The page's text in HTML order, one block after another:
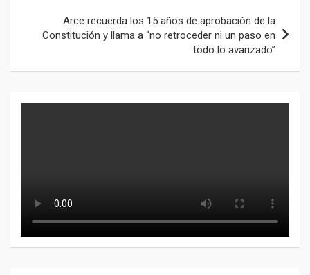
Arce recuerda los 15 años de aprobación de la
Constitución y llama a “no retroceder ni un paso en
todo lo avanzado”